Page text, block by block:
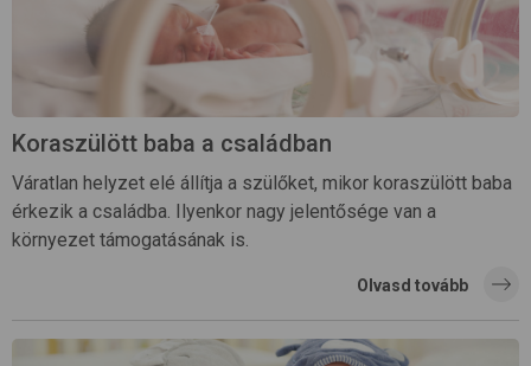
Koraszülött baba a családban
Váratlan helyzet elé állítja a szülőket, mikor koraszülött baba
érkezik a családba. Ilyenkor nagy jelentősége van a
környezet támogatásának is.
Olvasd tovább